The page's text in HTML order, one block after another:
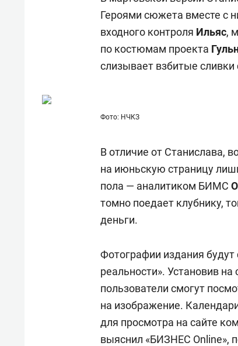
Героями сюжета вместе с
входного контроля Ильяс,
по костюмам проекта
слизывает взбитые сливки
Фото: НЧКЗ
В отличие от Станислава,
на июньскую страницу
пола — аналитиком БИМС
томно поедает клубнику,
деньги.
Фотографии издания
реальности». Установив
пользователи смогут
на изображение.
для просмотра на сайте
выяснил «БИЗНЕС Online»,